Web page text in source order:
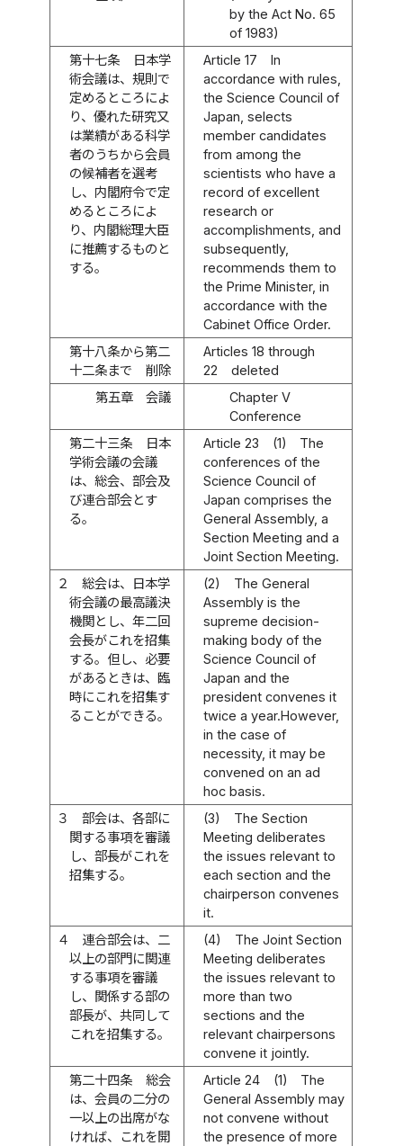
by the Act No. 65
of 1983)
第十七条
日本学
術会議は、規則で
定めるところによ
り、優れた研究又
は業績がある科学
者のうちから会員
の候補者を選考
し、内閣府令で定
めるところによ
り、内閣総理大臣
に推薦するものと
する。
Article 17
In
accordance with rules,
the Science Council of
Japan, selects
member candidates
from among the
scientists who have a
record of excellent
research or
accomplishments, and
subsequently,
recommends them to
the Prime Minister, in
accordance with the
Cabinet Office Order.
第十八条から第二
十二条まで
削除
Articles 18 through
22
deleted
第五章 会議
Chapter V
Conference
第二十三条
日本
学術会議の会議
は、総会、部会及
び連合部会とす
る。
Article 23 (1)
The
conferences of the
Science Council of
Japan comprises the
General Assembly, a
Section Meeting and a
Joint Section Meeting.
２
総会は、日本学
術会議の最高議決
機関とし、年二回
会長がこれを招集
する。但し、必要
があるときは、臨
時にこれを招集す
ることができる。
(2)
The General
Assembly is the
supreme decision-
making body of the
Science Council of
Japan and the
president convenes it
twice a year.However,
in the case of
necessity, it may be
convened on an ad
hoc basis.
３
部会は、各部に
関する事項を審議
し、部長がこれを
招集する。
(3)
The Section
Meeting deliberates
the issues relevant to
each section and the
chairperson convenes
it.
４
連合部会は、二
以上の部門に関連
する事項を審議
し、関係する部の
部長が、共同して
これを招集する。
(4)
The Joint Section
Meeting deliberates
the issues relevant to
more than two
sections and the
relevant chairpersons
convene it jointly.
第二十四条
総会
は、会員の二分の
一以上の出席がな
ければ、これを開
Article 24 (1)
The
General Assembly may
not convene without
the presence of more